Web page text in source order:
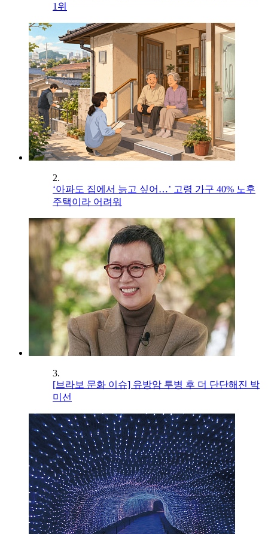
1위
2.
‘아파도 집에서 늙고 싶어…’ 고령 가구 40% 노후
주택이라 어려워
3.
[브라보 문화 이슈] 유방암 투병 후 더 단단해진 박
미선